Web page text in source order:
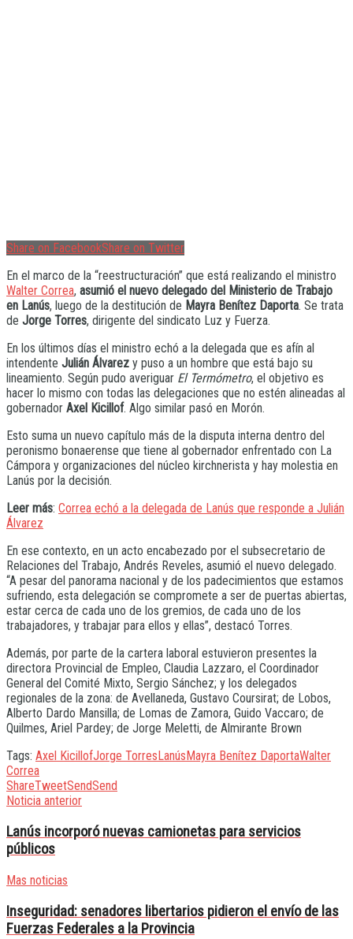
Share on FacebookShare on Twitter
En el marco de la “reestructuración” que está realizando el ministro
Walter Correa, asumió el nuevo delegado del Ministerio de Trabajo
en Lanús, luego de la destitución de Mayra Benítez Daporta. Se trata
de Jorge Torres, dirigente del sindicato Luz y Fuerza.
En los últimos días el ministro echó a la delegada que es afín al
intendente Julián Álvarez y puso a un hombre que está bajo su
lineamiento. Según pudo averiguar El Termómetro, el objetivo es
hacer lo mismo con todas las delegaciones que no estén alineadas al
gobernador Axel Kicillof. Algo similar pasó en Morón.
Esto suma un nuevo capítulo más de la disputa interna dentro del
peronismo bonaerense que tiene al gobernador enfrentado con La
Cámpora y organizaciones del núcleo kirchnerista y hay molestia en
Lanús por la decisión.
Leer más: Correa echó a la delegada de Lanús que responde a Julián
Álvarez
En ese contexto, en un acto encabezado por el subsecretario de
Relaciones del Trabajo, Andrés Reveles, asumió el nuevo delegado.
“A pesar del panorama nacional y de los padecimientos que estamos
sufriendo, esta delegación se compromete a ser de puertas abiertas,
estar cerca de cada uno de los gremios, de cada uno de los
trabajadores, y trabajar para ellos y ellas”, destacó Torres.
Además, por parte de la cartera laboral estuvieron presentes la
directora Provincial de Empleo, Claudia Lazzaro, el Coordinador
General del Comité Mixto, Sergio Sánchez; y los delegados
regionales de la zona: de Avellaneda, Gustavo Coursirat; de Lobos,
Alberto Dardo Mansilla; de Lomas de Zamora, Guido Vaccaro; de
Quilmes, Ariel Pardey; de Jorge Meletti, de Almirante Brown
Tags: Axel KicillofJorge Torres Lanús Mayra Benítez DaportaWalter
Correa
ShareTweetSendSend
Noticia anterior
Lanús incorporó nuevas camionetas para servicios
públicos
Mas noticias
Inseguridad: senadores libertarios pidieron el envío de las
Fuerzas Federales a la Provincia